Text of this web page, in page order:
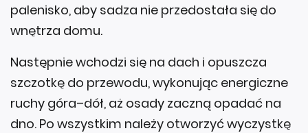
palenisko, aby sadza nie przedostała się do
wnętrza domu.
Następnie wchodzi się na dach i opuszcza
szczotkę do przewodu, wykonując energiczne
ruchy góra–dół, aż osady zaczną opadać na
dno. Po wszystkim należy otworzyć wyczystkę